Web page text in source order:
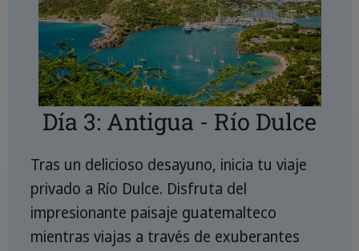
Día 3: Antigua - Río Dulce
Tras un delicioso desayuno, inicia tu viaje
privado a Río Dulce. Disfruta del
impresionante paisaje guatemalteco
mientras viajas a través de exuberantes